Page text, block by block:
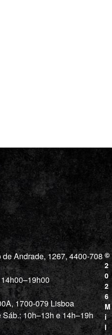
Andrade, 1267, 4400-708
1700-079 Lisboa
10h–13h e 14h–19h
©
2
0
2
6
M
i
l